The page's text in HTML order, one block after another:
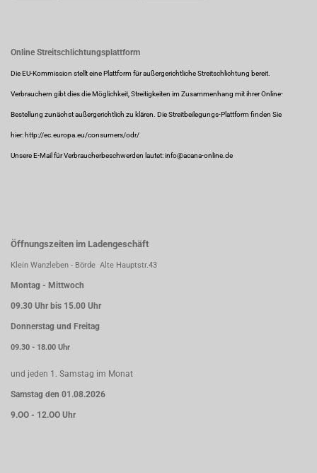
Online Streitschlichtungsplattform
Die EU-Kommission stellt eine Plattform für außergerichtliche Streitschlichtung bereit.
Verbrauchern gibt dies die Möglichkeit, Streitigkeiten im Zusammenhang mit ihrer Online-
Bestellung zunächst außergerichtlich zu klären. Die Streitbeilegungs-Plattform finden Sie
hier: http://ec.europa.eu/consumers/odr/
Unsere E-Mail für Verbraucherbeschwerden lautet: info@acana-online.de
Öffnungszeiten im Ladengeschäft
Klein Wanzleben - Börde Alte Hauptstr.43
Montag - Mittwoch
09.30 Uhr bis 15.00 Uhr
Donnerstag und Freitag
09.30 - 18.00 Uhr
und jeden 1. Samstag im Monat
Samstag den 01.08.2026
9.OO - 12.OO Uhr